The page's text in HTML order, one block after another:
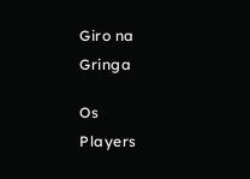
Giro na
Gringa
Os
Players